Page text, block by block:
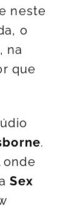
neste
o
, na
que
.
onde
Sex